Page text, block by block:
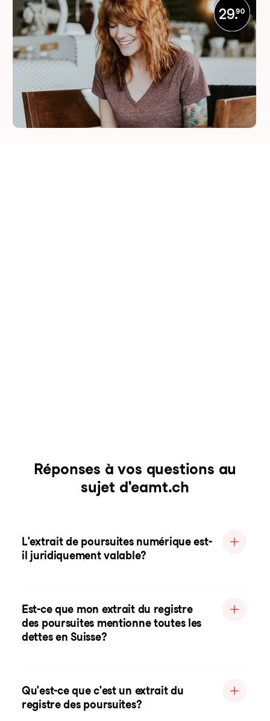
Réponses à vos questions au
sujet d'eamt.ch
L'extrait de poursuites numérique est-
il juridiquement valable?
Est-ce que mon extrait du registre
des poursuites mentionne toutes les
dettes en Suisse?
Qu'est-ce que c'est un extrait du
registre des poursuites?